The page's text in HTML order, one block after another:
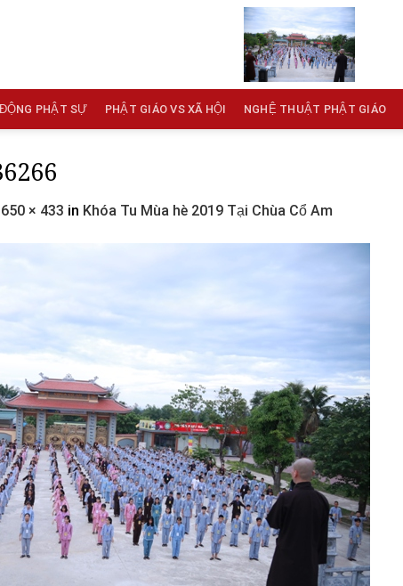
PHẬT SỰ PHẬT GIÁO VS XÃ HỘI NGHỆ THUẬT PHẬT GIÁO
650 × 433 in Khóa Tu Mùa hè 2019 Tại Chùa Cổ Am